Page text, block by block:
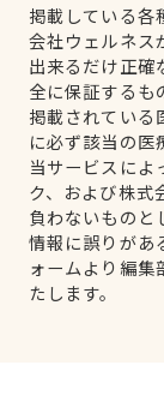
掲載している各
会社ウェルネス
出来るだけ正確
全に保証するも
掲載されている
に必ず該当の医
当サービスによ
ク、および株式
負わないものと
情報に誤りがあ
ォームより編集
たします。